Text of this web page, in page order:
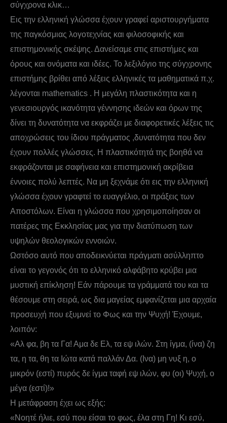
σύγχρονα κλικ…
Εις την ελληνική γλώσσα έχουν γραφεί αριστουργήματα
της παγκόσμιας λογοτεχνίας και φιλοσοφικής και
επιστημονικής σκέψης. Δανείσαμε στις επιστήμες και
όρους και ονόματα και ιδέες. Το λεξιλόγιο της σύγχρονης
επιστήμης βρίθει από λέξεις ελληνικές τα μαθηματικά π.χ.
λέγονται mathematics . Η μεγάλη πλαστικότητα και η
γενεσιουργός ικανότητα γέννησης ιδεών και όρων της
δίνει τη δυνατότητα να εκφράζει με διαφορετικές λέξεις τις
αποχρώσεις του ίδιου πράγματος ,δυνατότητα που δεν
έχουν πολλές γλώσσες. Η πλαστικότητά της βοηθά να
εκφράζονται με σαφήνεια και επιστημονική ακρίβεια
έννοιες πολύ λεπτές. Να μη ξεχνάμε ότι εις την ελληνική
γλώσσα έχουν γραφτεί το ευαγγέλιο, οι πράξεις των
Αποστόλων. Είναι η γλώσσα που χρησιμοποίησαν οι
πατέρες της Εκκλησίας μας για την διατύπωση των
υψηλών θεολογικών εννοιών.
Ωστόσο αυτό που αποδεικνύεται πράγματι ασύλληπτο
είναι το γεγονός ότι το ελληνικό αλφάβητο κρύβει μια
μυστική επίκληση! Εάν πάρουμε τα γράμματά του και τα
θέσουμε στη σειρά, ως δια μαγείας εμφανίζεται μια αρχαία
προσευχή που εξυμνεί το Φως και την Ψυχή! Έχουμε,
λοιπόν:
«Αλ φα, βη τα Γα! Αμα δε Ελ, τα εψ ιλών. Στη ίγμα, (ίνα) ζη
τα, η τα, θη τα Ιώτα κατά παλλάν Δα. (Ινα) μη νυξ η, ο
μικρόν (εστί) πυρός δε ίγμα ταφή εψ ιλών, φυ (οι) Ψυχή, ο
μέγα (εστί)!»
Η μετάφραση έχει ως εξής:
«Νοητέ ήλιε, εσύ που είσαι το φως, έλα στη Γη! Κι εσύ,